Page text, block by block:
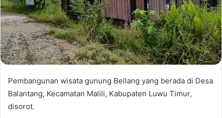
Pembangunan wisata gunung Bellang yang berada di Desa
Balantang, Kecamatan Malili, Kabupaten Luwu Timur,
disorot.